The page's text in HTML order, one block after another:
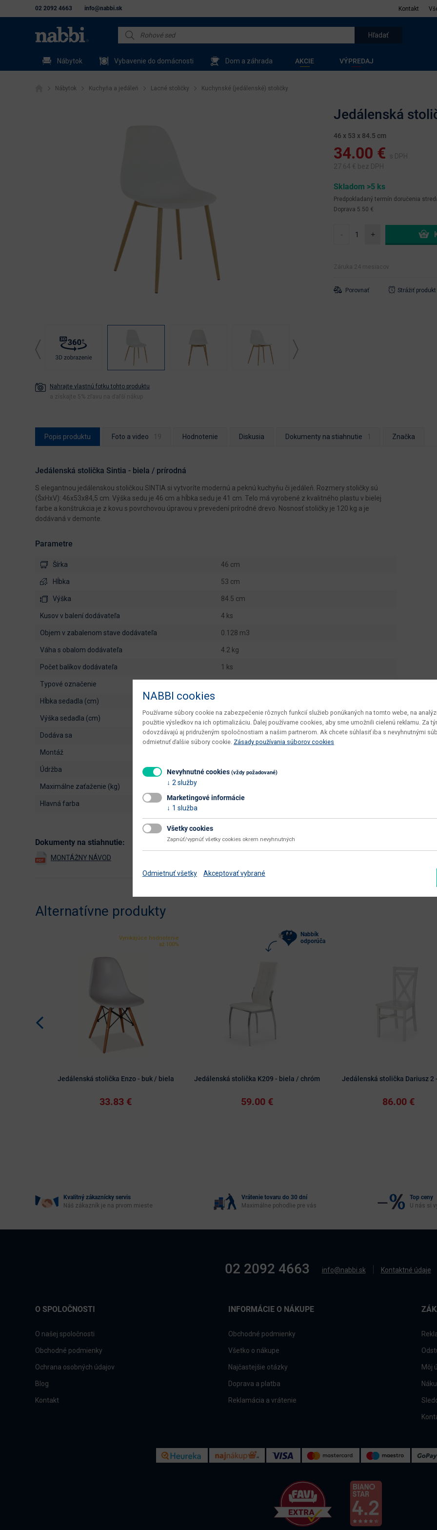
02 2092 4663 info@nabbi.sk Kontakt
Nábytok Vybavenie do domácnosti Dom a záhrada AKCIE VÝPREDAJ
Nábytok Kuchyňa a jedáleň Lacné stoličky Kuchynské (jedálenské) stoličky
Nahrajte vlastnú fotku tohto produktu
a získajte 5% zľavu na ďaľší nákup
Jedálenská
46 x 53 x 84.5 cm
34.00 €
s DPH
27.64 € bez DPH
Skladom >5 ks
Predpokladaný termín doručenia
Doprava 5.50 €
- +
Záruka 24 mesiacov
Porovnať Strážiť produkt
Popis produktu Foto a video Hodnotenie Diskusia Dokumenty na stiahnutie Značka
Jedálenská stolička Sintia - biela / prírodná
S elegantnou jedálenskou stoličkou SINTIA si vytvoríte modernú a peknú kuchyňu či jedáleň. Rozmery stoličky sú
(ŠxHxV): 46x53x84,5 cm. Výška sedu je 46 cm a hĺbka sedu je 41 cm. Telo má vyrobené z kvalitného plastu v bielej
farbe a konštrukcia je z kovu s povrchovou úpravou v prevedení prírodné drevo. Nosnosť stoličky je 120 kg a je
dodávaná v demonte.
Parametre
Šírka 46 cm
Hĺbka 53 cm
Výška 84.5 cm
kusov v balení dodávateľa 4 ks
objem v zabalenom stave dodávateľa 0.128 m3
váha s obalom dodávateľa 4.2 kg
počet balíkov dodávateľa 1 ks
typové označenie
hĺbka sedadla (cm)
výška sedadla (cm) 46
dodáva sa v demonte
montáž
údržba utierať navlhko
maximálne zaťaženie (kg)
hlavná farba
Dokumenty na stiahnutie:
Alternatívne produkty
Vynikajúce hodnotenie
až 100%
Jedálenská stolička Enzo - buk / biela
33.83 €
Nabbík
odporúča
Jedálenská stolička K209 - biela / chróm
59.00 €
Jedálenská stolička Dariusz 2
86.00 €
Kvalitný zákaznícky servis
Náš zákazník je na prvom mieste
Vrátenie tovaru do 30 dní
Maximálne pohodlie pre vás
Top ceny
U nás si
02 2092 4663 info@nabbi.sk Kontaktné údaje
O SPOLOČNOSTI
O našej spoločnosti
Obchodné podmienky
Ochrana osobných údajov
Blog
Kontakt
INFORMÁCIE O NÁKUPE
Obchodné podmienky
Všetko o nákupe
Najčastejšie otázky
Doprava a platba
Reklamácia a vrátenie
Môj
NABBI cookies
Používame súbory cookie na zabezpečenie rôznych funkcií služieb ponúkaných na tomto webe, na
použitie výsledkov na ich optimalizáciu. Ďalej používame cookies, aby sme umožnili cielenú reklamu. Za
odovzdávajú aj pridruženým spoločnostiam a našim partnerom. Ak chcete súhlasiť iba s nevyhnutnými
odmietnuť ďalšie súbory cookie. Zásady používania súborov cookies
Nevyhnutné cookies (vždy požadované)
2 služby
Marketingové informácie
1 služba
Všetky cookies
Zapnúť/vypnúť všetky cookies okrem nevyhnutných
Odmietnuť všetky Akceptovať vybrané